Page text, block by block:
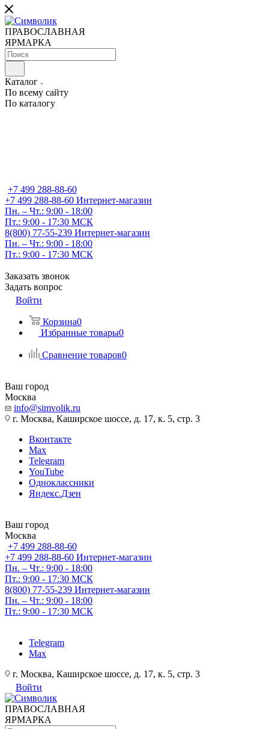
ПРАВОСЛАВНАЯ
ЯРМАРКА
Каталог
По всему сайту
По каталогу
+7 499 288-88-60
+7 499 288-88-60 Интернет-магазин
Пн. – Чт.: 9:00 - 18:00
Пт.: 9:00 - 17:30 МСК
8(800) 77-55-239 Интернет-магазин
Пн. – Чт.: 9:00 - 18:00
Пт.: 9:00 - 17:30 МСК
Заказать звонок
Задать вопрос
Войти
Корзина0
Избранные товары0
Сравнение товаров0
Ваш город
Москва
info@simvolik.ru
г. Москва, Каширское шоссе, д. 17, к. 5, стр. 3
Вконтакте
Max
Telegram
YouTube
Одноклассники
Яндекс.Дзен
Ваш город
Москва
+7 499 288-88-60
+7 499 288-88-60 Интернет-магазин
Пн. – Чт.: 9:00 - 18:00
Пт.: 9:00 - 17:30 МСК
8(800) 77-55-239 Интернет-магазин
Пн. – Чт.: 9:00 - 18:00
Пт.: 9:00 - 17:30 МСК
Telegram
Max
г. Москва, Каширское шоссе, д. 17, к. 5, стр. 3
Войти
ПРАВОСЛАВНАЯ
ЯРМАРКА